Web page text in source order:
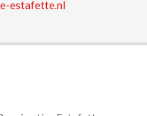
estafette.nl